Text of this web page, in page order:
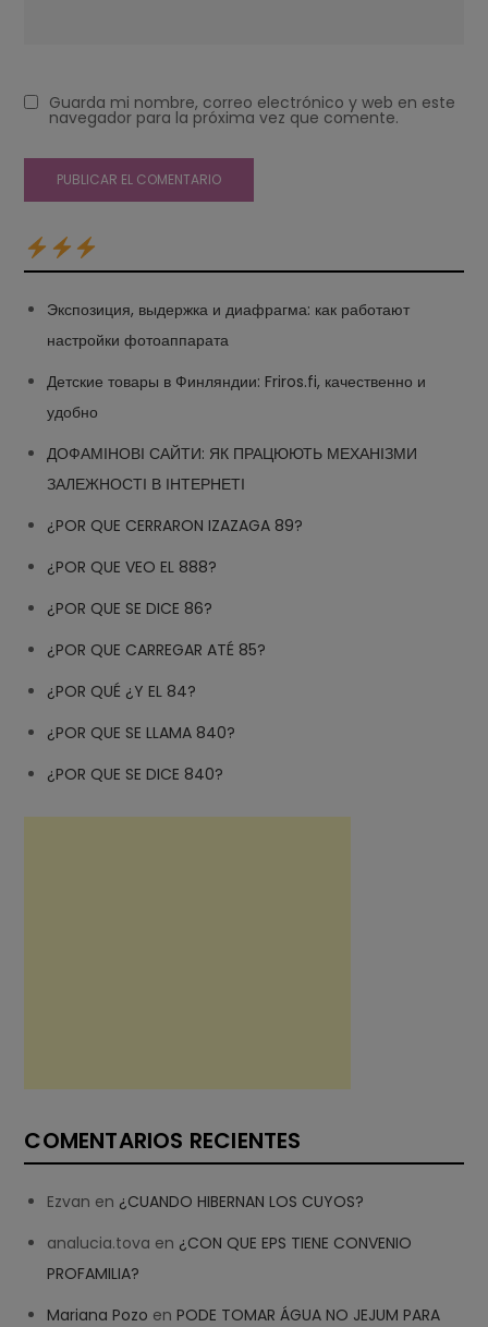
Guarda mi nombre, correo electrónico y web en este
navegador para la próxima vez que comente.
Экспозиция, выдержка и диафрагма: как работают
настройки фотоаппарата
Детские товары в Финляндии: Friros.fi, качественно и
удобно
ДОФАМІНОВІ САЙТИ: ЯК ПРАЦЮЮТЬ МЕХАНІЗМИ
ЗАЛЕЖНОСТІ В ІНТЕРНЕТІ
¿POR QUE CERRARON IZAZAGA 89?
¿POR QUE VEO EL 888?
¿POR QUE SE DICE 86?
¿POR QUE CARREGAR ATÉ 85?
¿POR QUÉ ¿Y EL 84?
¿POR QUE SE LLAMA 840?
¿POR QUE SE DICE 840?
COMENTARIOS RECIENTES
Ezvan en ¿CUANDO HIBERNAN LOS CUYOS?
analucia.tova en ¿CON QUE EPS TIENE CONVENIO
PROFAMILIA?
Mariana Pozo enPODE TOMAR ÁGUA NO JEJUM PARA